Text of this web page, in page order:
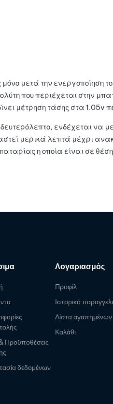
μετά την
που περιέχεται στην
μέτρηση τάσης στα 1.05v
ενδέχεται να
μερικά λεπτά μέχρι
η οποία είναι σε
Προϋποθέσεις
δεδομένων
Λογαριασμός
Προφίλ
Ιστορικό
Λίστα αγαπημένων
Καλάθι